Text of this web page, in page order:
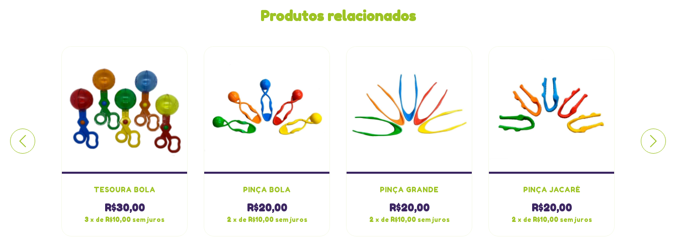
Produtos relacionados
TESOURA BOLA
R$30,00
3 x de R$10,00 sem juros
PINÇA BOLA
R$20,00
2 x de R$10,00 sem juros
PINÇA GRANDE
R$20,00
2 x de R$10,00 sem juros
PINÇA JACARÉ
R$20,00
2 x de R$10,00 sem juros